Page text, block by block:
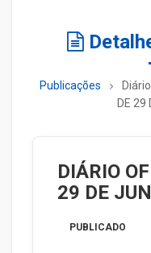
Publicações
DE 29
DIÁRIO
29 DE
PUBLICADO